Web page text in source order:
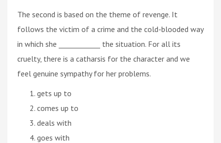
The second is based on the theme of revenge. It
follows the victim of a crime and the cold-blooded way
in which she ____________ the situation. For all its
cruelty, there is a catharsis for the character and we
feel genuine sympathy for her problems.
gets up to
comes up to
deals with
goes with